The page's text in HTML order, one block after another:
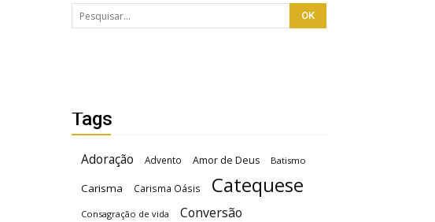
Tags
Adoração Advento Amor de Deus Batismo
Carisma Carisma Oásis Catequese
Consagração de vida Conversão